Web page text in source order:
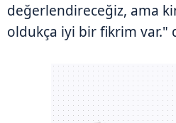
değerlendireceğiz, ama
oldukça iyi bir fikrim var."